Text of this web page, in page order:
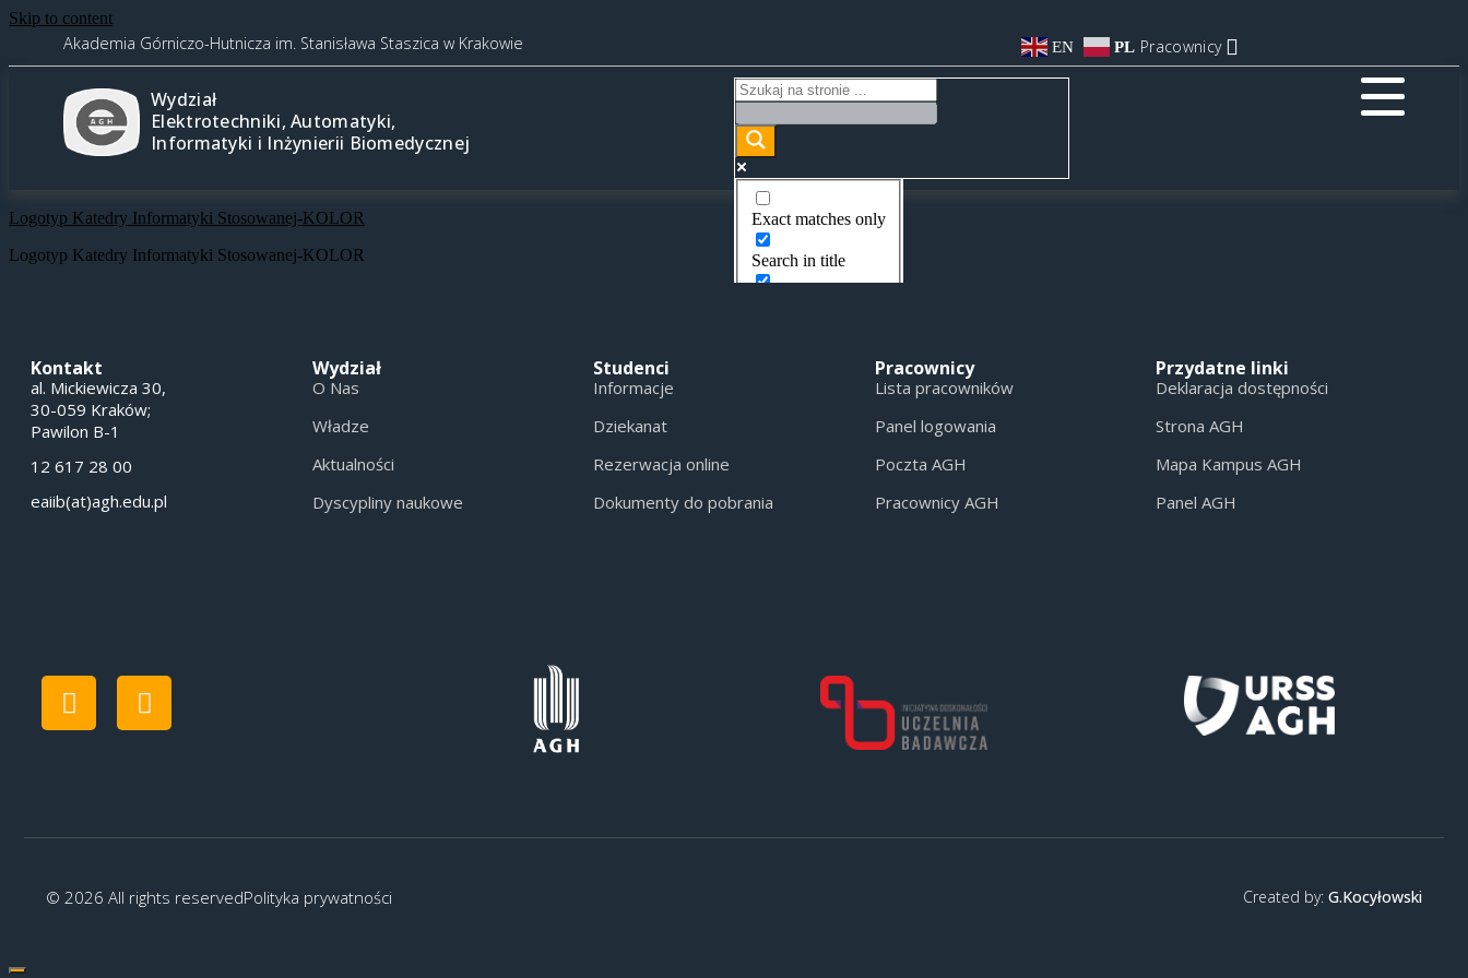
Skip to content
Akademia Górniczo-Hutnicza im. Stanisława Staszica w Krakowie EN PL Pracownicy
Wydział
Elektrotechniki, Automatyki,
Informatyki i Inżynierii Biomedycznej
Exact matches only
Search in title
Logotyp Katedry Informatyki Stosowanej-KOLOR
Logotyp Katedry Informatyki Stosowanej-KOLOR
Kontakt
al. Mickiewicza 30,
30-059 Kraków;
Pawilon B-1
12 617 28 00
eaiib(at)agh.edu.pl
Wydział
O Nas
Władze
Aktualności
Dyscypliny naukowe
Studenci
Informacje
Dziekanat
Rezerwacja online
Dokumenty do pobrania
Pracownicy
Lista pracowników
Panel logowania
Poczta AGH
Pracownicy AGH
Przydatne linki
Deklaracja dostępności
Strona AGH
Mapa Kampus AGH
Panel AGH
© 2026 All rights reservedPolityka prywatności Created by: G.Kocyłowski